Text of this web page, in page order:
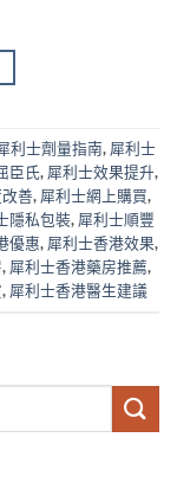
利士劑量指南, 犀利士
臣氏, 犀利士效果提升,
善, 犀利士網上購買,
隱私包裝, 犀利士順豐
優惠, 犀利士香港效果,
, 犀利士香港藥房推薦,
, 犀利士香港醫生建議